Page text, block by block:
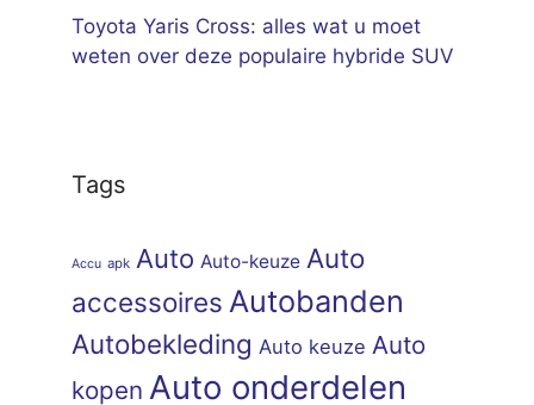
Toyota Yaris Cross: alles wat u moet
weten over deze populaire hybride SUV
Tags
Accu apk Auto Auto-keuze Auto
accessoires Autobanden
Autobekleding Auto keuze Auto
kopen Auto onderdelen